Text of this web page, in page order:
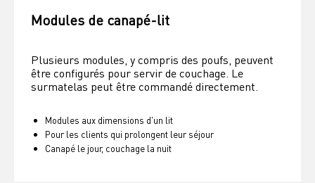
Modules de canapé-lit
Plusieurs modules, y compris des poufs, peuvent
être configurés pour servir de couchage. Le
surmatelas peut être commandé directement.
Modules aux dimensions d'un lit
Pour les clients qui prolongent leur séjour
Canapé le jour, couchage la nuit